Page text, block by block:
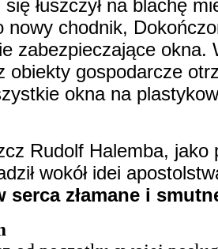
łuszczył na blachę
nowy chodnik,
zabezpieczające
obiekty gospodarcze
okna na
Rudolf Halemba,
wokół idei
serca złamane i